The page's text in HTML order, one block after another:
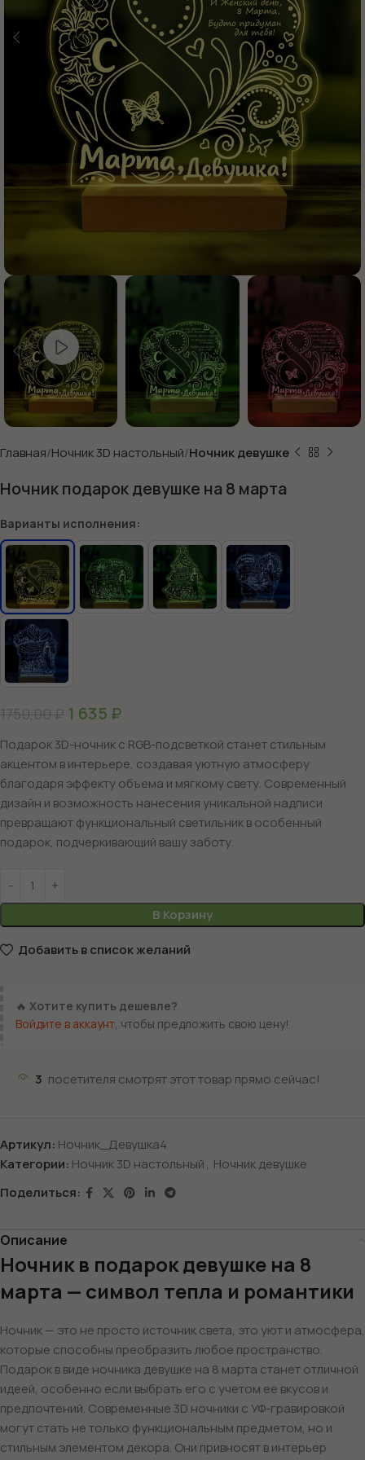
Главная Ночник 3D настольный Ночник девушке
Ночник подарок девушке на 8 марта
Варианты исполнения:
1750,00₽ 1 635 ₽
Подарок 3D-ночник с RGB-подсветкой станет стильным
акцентом в интерьере, создавая уютную атмосферу
благодаря эффекту объема и мягкому свету. Современный
дизайн и возможность нанесения уникальной надписи
превращают функциональный светильник в особенный
подарок, подчеркивающий вашу заботу.
В Корзину
Добавить в список желаний
🔥 Хотите купить дешевле?
Войдите в аккаунт , чтобы предложить свою цену!
3 посетителя смотрят этот товар прямо сейчас!
Артикул: Ночник_Девушка4
Категории: Ночник 3D настольный, Ночник девушке
Поделиться:
Описание
Ночник в подарок девушке на 8
марта — символ тепла и романтики
Ночник — это не просто источник света, это уют и атмосфера,
которые способны преобразить любое пространство.
Подарок в виде ночника девушке на 8 марта станет отличной
идеей, особенно если выбрать его с учетом ее вкусов и
предпочтений. Современные 3D ночники с УФ-гравировкой
могут стать не только функциональным предметом, но и
стильным элементом декора. Они привносят в интерьер